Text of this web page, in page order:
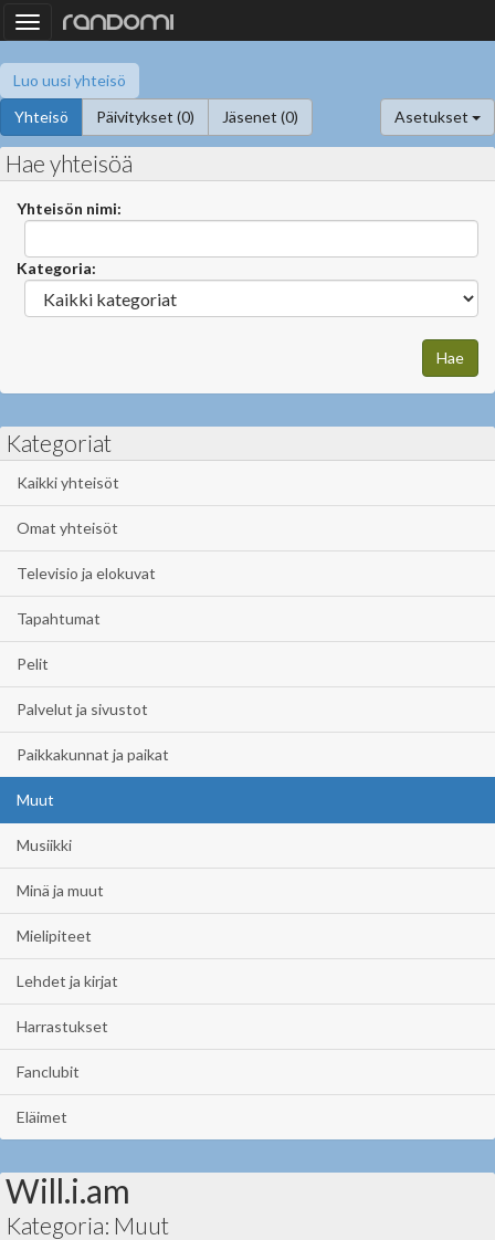
Toggle
navigation
Luo uusi yhteisö
Yhteisö
Päivitykset (0) Jäsenet (0) Asetukset
Hae yhteisöä
Yhteisön nimi:
Kategoria:
Kategoriat
Kaikki yhteisöt
Omat yhteisöt
Televisio ja elokuvat
Tapahtumat
Pelit
Palvelut ja sivustot
Paikkakunnat ja paikat
Muut
Musiikki
Minä ja muut
Mielipiteet
Lehdet ja kirjat
Harrastukset
Fanclubit
Eläimet
Will.i.am
Kategoria: Muut